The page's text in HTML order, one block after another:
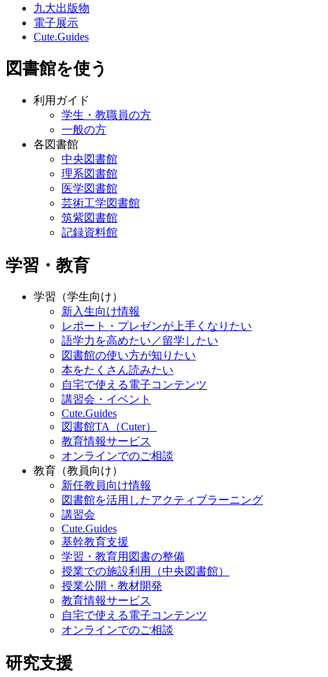
九大出版物
電子展示
Cute.Guides
図書館を使う
利用ガイド
学生・教職員の方
一般の方
各図書館
中央図書館
理系図書館
医学図書館
芸術工学図書館
筑紫図書館
記録資料館
学習・教育
学習（学生向け）
新入生向け情報
レポート・プレゼンが上手くなりたい
語学力を高めたい／留学したい
図書館の使い方が知りたい
本をたくさん読みたい
自宅で使える電子コンテンツ
講習会・イベント
Cute.Guides
図書館TA（Cuter）
教育情報サービス
オンラインでのご相談
教育（教員向け）
新任教員向け情報
図書館を活用したアクティブラーニング
講習会
Cute.Guides
基幹教育支援
学習・教育用図書の整備
授業での施設利用（中央図書館）
授業公開・教材開発
教育情報サービス
自宅で使える電子コンテンツ
オンラインでのご相談
研究支援